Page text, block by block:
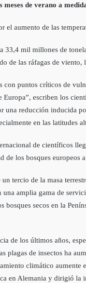
de verano a
el aumento de las
33,4 mil millones de
de las ráfagas de viento,
con puntos críticos de
Europa”, escriben los
una reducción inducida
en las latitudes
de científicos
de los bosques europeos
tercio de la masa
amplia gama de
bosques secos en la
de los últimos años,
plagas de insectos ha
climático aumente
en Alemania y dirigió la